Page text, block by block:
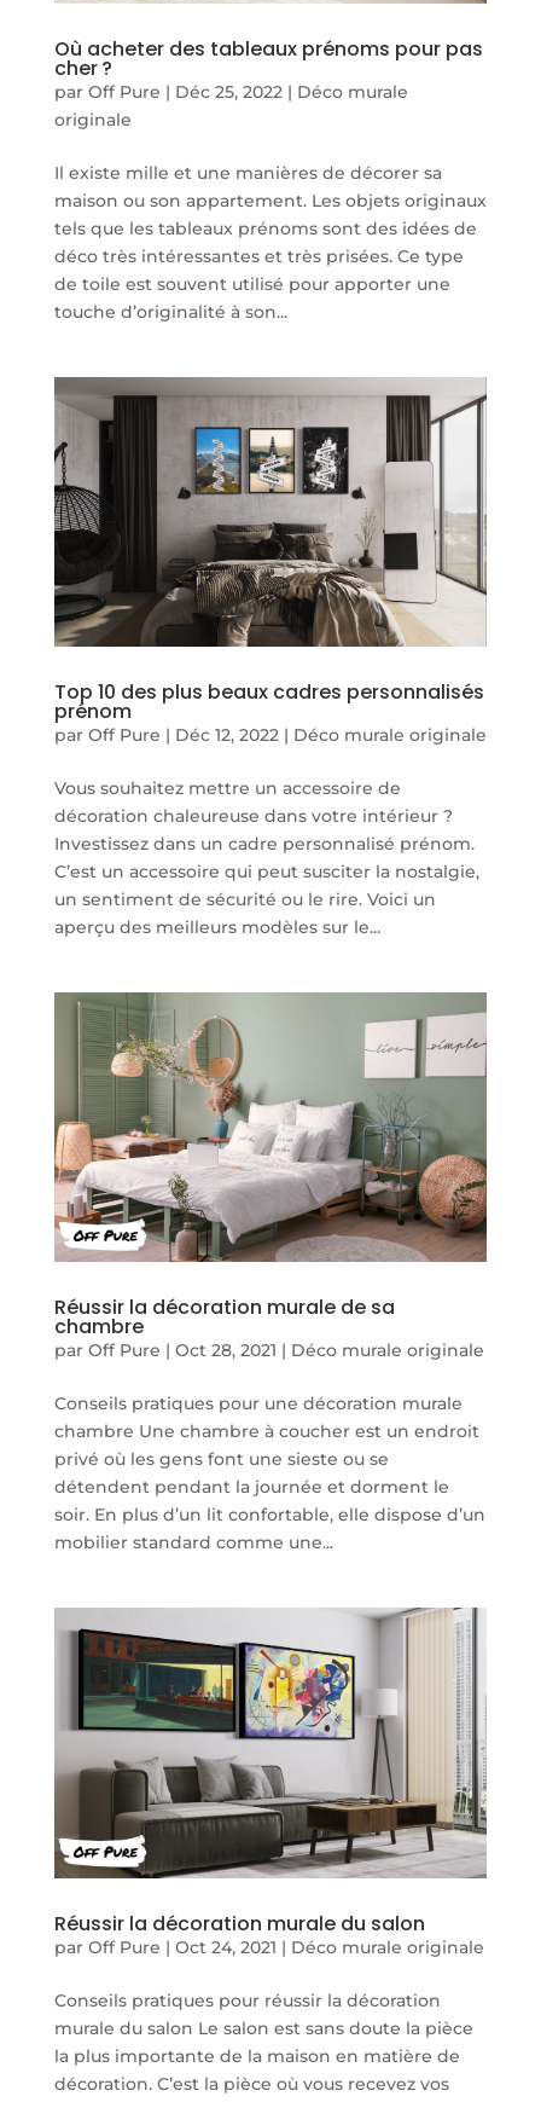
Où acheter des tableaux prénoms pour pas
cher ?
par Off Pure | Déc 25, 2022| Déco murale
originale
Il existe mille et une manières de décorer sa
maison ou son appartement. Les objets originaux
tels que les tableaux prénoms sont des idées de
déco très intéressantes et très prisées. Ce type
de toile est souvent utilisé pour apporter une
touche d’originalité à son...
Top 10 des plus beaux cadres personnalisés
prénom
par Off Pure | Déc 12, 2022| Déco murale originale
Vous souhaitez mettre un accessoire de
décoration chaleureuse dans votre intérieur ?
Investissez dans un cadre personnalisé prénom.
C’est un accessoire qui peut susciter la nostalgie,
un sentiment de sécurité ou le rire. Voici un
aperçu des meilleurs modèles sur le...
Réussir la décoration murale de sa
chambre
par Off Pure | Oct 28, 2021 | Déco murale originale
Conseils pratiques pour une décoration murale
chambre Une chambre à coucher est un endroit
privé où les gens font une sieste ou se
détendent pendant la journée et dorment le
soir. En plus d’un lit confortable, elle dispose d’un
mobilier standard comme une...
Réussir la décoration murale du salon
par Off Pure | Oct 24, 2021 | Déco murale originale
Conseils pratiques pour réussir la décoration
murale du salon Le salon est sans doute la pièce
la plus importante de la maison en matière de
décoration. C’est la pièce où vous recevez vos